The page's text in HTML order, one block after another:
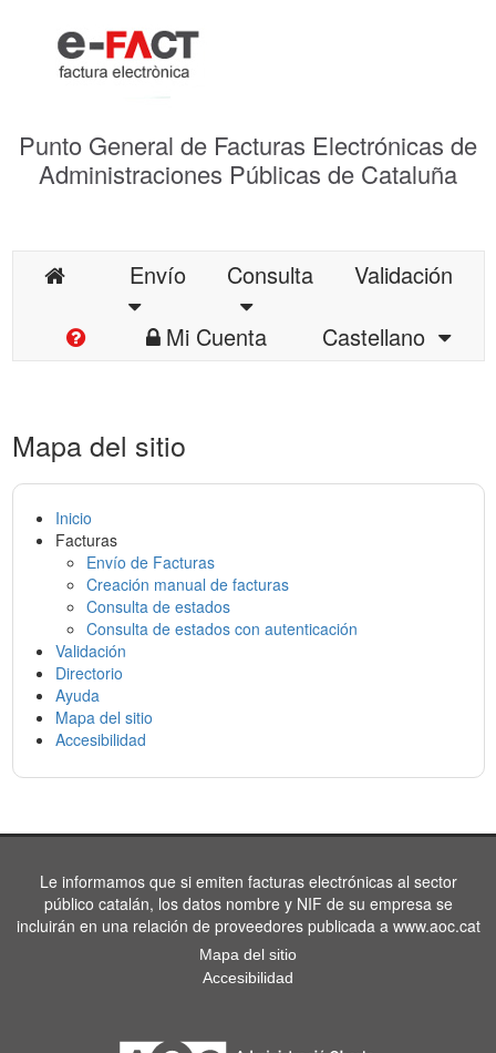
Punto General de Facturas Electrónicas de
Administraciones Públicas de Cataluña
Envío Consulta
Validación
Mi Cuenta
Castellano
Mapa del sitio
Inicio
Facturas
Envío de Facturas
Creación manual de facturas
Consulta de estados
Consulta de estados con autenticación
Validación
Directorio
Ayuda
Mapa del sitio
Accesibilidad
Le informamos que si emiten facturas electrónicas al sector
público catalán, los datos nombre y NIF de su empresa se
incluirán en una relación de proveedores publicada a www.aoc.cat
Mapa del sitio
Accesibilidad